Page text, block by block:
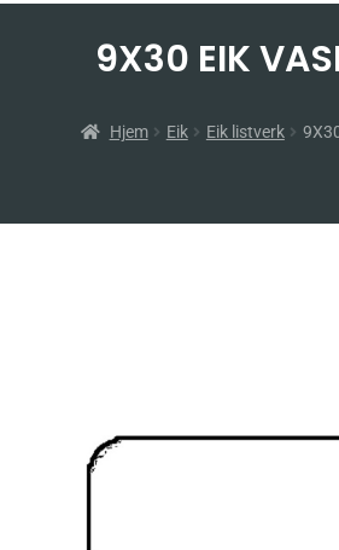
9X30 EIK
Hjem Eik Eik listverk